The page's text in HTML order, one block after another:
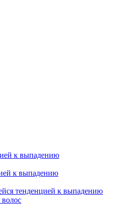
к выпадению
к выпадению
тенденцией к выпадению